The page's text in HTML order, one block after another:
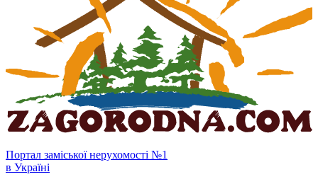
Портал заміської нерухомості №1
в Україні